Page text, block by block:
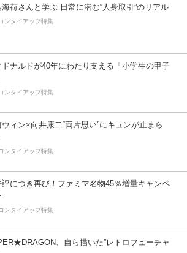
海荷さんと学ぶ 日常に潜む“人身取引”のリアル
ンタイアップ特集
ドナルドが40年にわたり支える「小学生の甲子
ンタイアップ特集
ィン×向井康二“両片思い”にキュンが止まら
ンタイアップ特集
評につき再び！ファミマ名物45％増量キャンペ
ンタイアップ特集
、自ら描いた”レトロフューチャ